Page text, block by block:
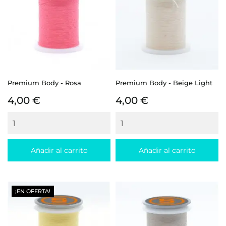
Premium Body - Rosa
Precio
4,00 €
Añadir al carrito
Premium Body - Beige Light
Precio
4,00 €
Añadir al carrito
¡EN OFERTA!